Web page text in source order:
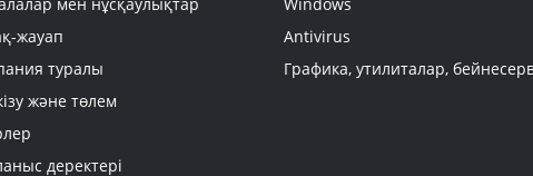
если он не использовался и не прошло 2 недели?
жауап
туралы
және төлем
деректері
Antivirus
Графика, утилиталар,